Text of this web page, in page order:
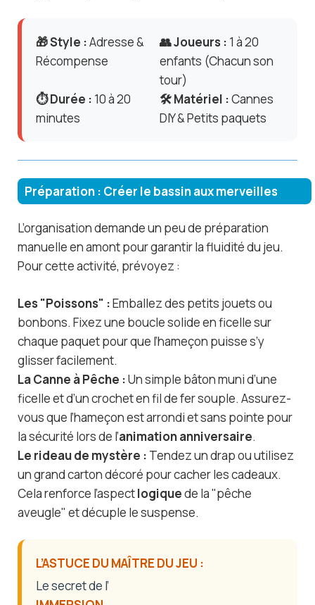
🎁 Style :Adresse &
Récompense
👥 Joueurs : 1 à 20
enfants (Chacun son
tour)
⏱️ Durée : 10 à 20
minutes
🛠️ Matériel :Cannes
DIY & Petits paquets
Préparation : Créer le bassin aux merveilles
L’organisation demande un peu de préparation
manuelle en amont pour garantir la fluidité du jeu.
Pour cette activité, prévoyez :
Les "Poissons" :Emballez des petits jouets ou
bonbons. Fixez une boucle solide en ficelle sur
chaque paquet pour que l’hameçon puisse s’y
glisser facilement.
La Canne à Pêche :Un simple bâton muni d’une
ficelle et d’un crochet en fil de fer souple. Assurez-
vous que l’hameçon est arrondi et sans pointe pour
la sécurité lors de l’animation anniversaire.
Le rideau de mystère : Tendez un drap ou utilisez
un grand carton décoré pour cacher les cadeaux.
Cela renforce l’aspectlogiquede la "pêche
aveugle" et décuple le suspense.
L’ASTUCE DU MAÎTRE DU JEU :
Le secret de l’